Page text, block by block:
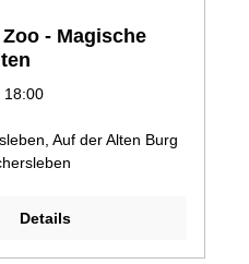
- Magische
Auf der Alten Burg
Details